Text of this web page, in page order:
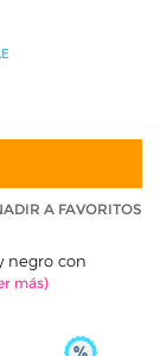
A FAVORITOS
negro con